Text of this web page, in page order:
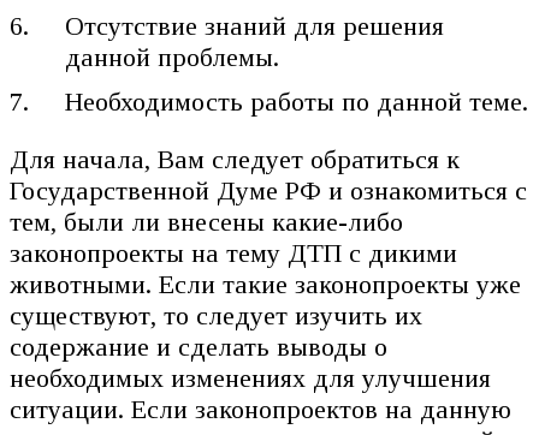
Отсутствие знаний для решения
данной проблемы.
Необходимость работы по данной теме.
Для начала, Вам следует обратиться к
Государственной Думе РФ и ознакомиться с
тем, были ли внесены какие-либо
законопроекты на тему ДТП с дикими
животными. Если такие законопроекты уже
существуют, то следует изучить их
содержание и сделать выводы о
необходимых изменениях для улучшения
ситуации. Если законопроектов на данную